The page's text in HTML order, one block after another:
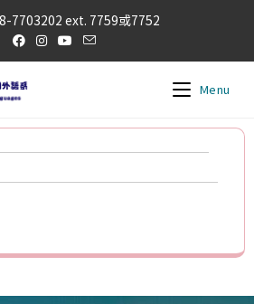
7703202 ext. 7759或7752
Menu